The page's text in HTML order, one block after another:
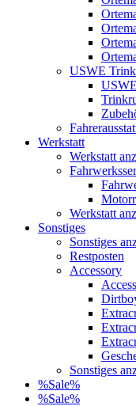
USWE
Werkstatt
Werkstatt
Werkstatt
Sonstiges
Sonstiges
Restposten
Accessory
Sonstiges
%Sale%
%Sale%